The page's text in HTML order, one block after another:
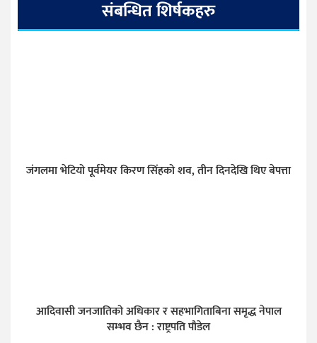
संबन्धित शिर्षकहरु
जंगलमा भेटियो पूर्वमेयर किरण सिंहको शव, तीन दिनदेखि थिए बेपत्ता
आदिवासी जनजातिको अधिकार र सहभागिताबिना समृद्ध नेपाल
सम्भव छैन : राष्ट्रपति पौडेल